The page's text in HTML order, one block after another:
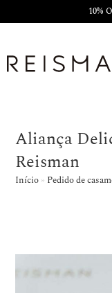
10%
Aliança
Reisman
Início » Pedido de